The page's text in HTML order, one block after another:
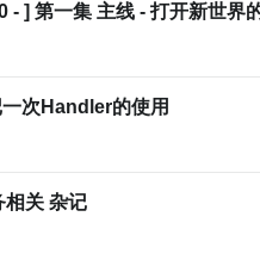
- ] 第一集 主线 - 打开新世界
次Handler的使用
关 杂记